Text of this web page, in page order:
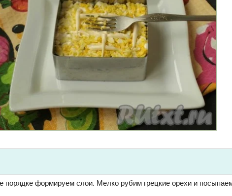
порядке формируем слои. Мелко рубим грецкие орехи и